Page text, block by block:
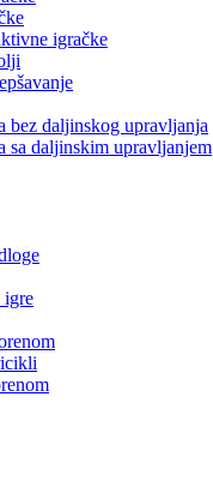
igračke
bez daljinskog upravljanja
sa daljinskim upravljanjem
igre